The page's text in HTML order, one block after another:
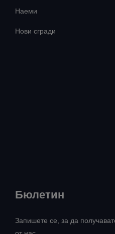
Наеми
Нови сгради
Бюлетин
Запишете се, за да